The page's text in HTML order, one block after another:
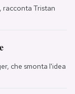
racconta Tristan
che smonta l'idea